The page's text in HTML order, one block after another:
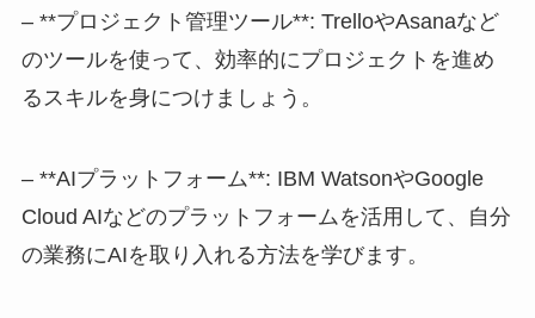
– **プロジェクト管理ツール**: TrelloやAsanaなど
のツールを使って、効率的にプロジェクトを進め
るスキルを身につけましょう。
– **AIプラットフォーム**: IBM WatsonやGoogle
Cloud AIなどのプラットフォームを活用して、自分
の業務にAIを取り入れる方法を学びます。